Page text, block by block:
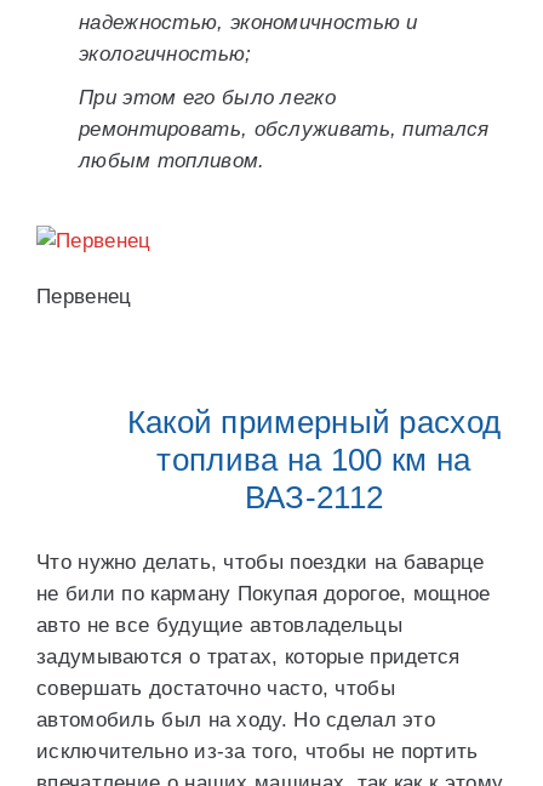
надежностью, экономичностью и
экологичностью;
При этом его было легко
ремонтировать, обслуживать, питался
любым топливом.
Первенец
Какой примерный расход
топлива на 100 км на
ВАЗ-2112
Что нужно делать, чтобы поездки на баварце
не били по карману Покупая дорогое, мощное
авто не все будущие автовладельцы
задумываются о тратах, которые придется
совершать достаточно часто, чтобы
автомобиль был на ходу. Но сделал это
исключительно из-за того, чтобы не портить